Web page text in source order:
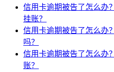
信用卡逾期被告了怎么办
挂账？
信用卡逾期被告了怎么办
吗？
信用卡逾期被告了怎么办
账？